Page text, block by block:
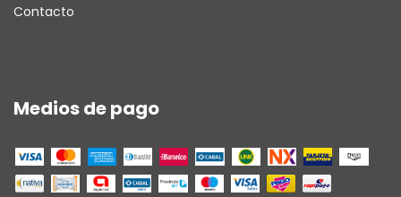
Contacto
Medios de pago